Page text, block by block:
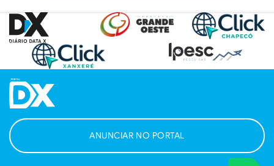
ANUNCIAR NO PORTAL